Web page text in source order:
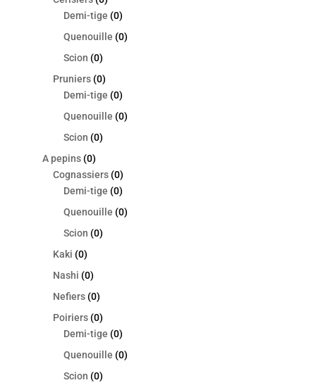
Demi-tige (0)
Quenouille (0)
Scion (0)
Pruniers (0)
Demi-tige (0)
Quenouille (0)
Scion (0)
A pepins (0)
Cognassiers (0)
Demi-tige (0)
Quenouille (0)
Scion (0)
Kaki (0)
Nashi (0)
Nefiers (0)
Poiriers (0)
Demi-tige (0)
Quenouille (0)
Scion (0)